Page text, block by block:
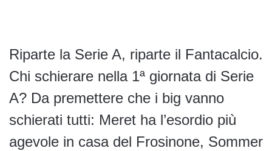
Riparte la Serie A, riparte il Fantacalcio.
Chi schierare nella 1ª giornata di Serie
A? Da premettere che i big vanno
schierati tutti: Meret ha l’esordio più
agevole in casa del Frosinone, Sommer